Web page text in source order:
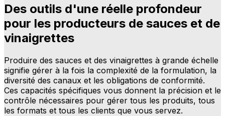
Des outils d'une réelle profondeur
pour les producteurs de sauces et de
vinaigrettes
Produire des sauces et des vinaigrettes à grande échelle
signifie gérer à la fois la complexité de la formulation, la
diversité des canaux et les obligations de conformité.
Ces capacités spécifiques vous donnent la précision et le
contrôle nécessaires pour gérer tous les produits, tous
les formats et tous les clients que vous servez.